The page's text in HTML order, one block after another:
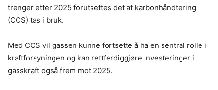
trenger etter 2025 forutsettes det at karbonhåndtering
(CCS) tas i bruk.
Med CCS vil gassen kunne fortsette å ha en sentral rolle i
kraftforsyningen og kan rettferdiggjøre investeringer i
gasskraft også frem mot 2025.